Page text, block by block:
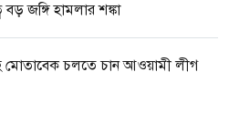
জঙ্গি হামলার শঙ্কা
মোতাবেক চলতে চান আওয়ামী লীগ